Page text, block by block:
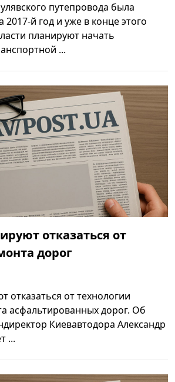
путепровода была
2017-й год и уже в конце этого
планируют начать
...
отказаться от
дорог
отказаться от технологии
асфальтированных дорог. Об
Киевавтодора Александр
...